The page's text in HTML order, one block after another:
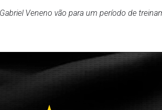
Veneno vão para um período de